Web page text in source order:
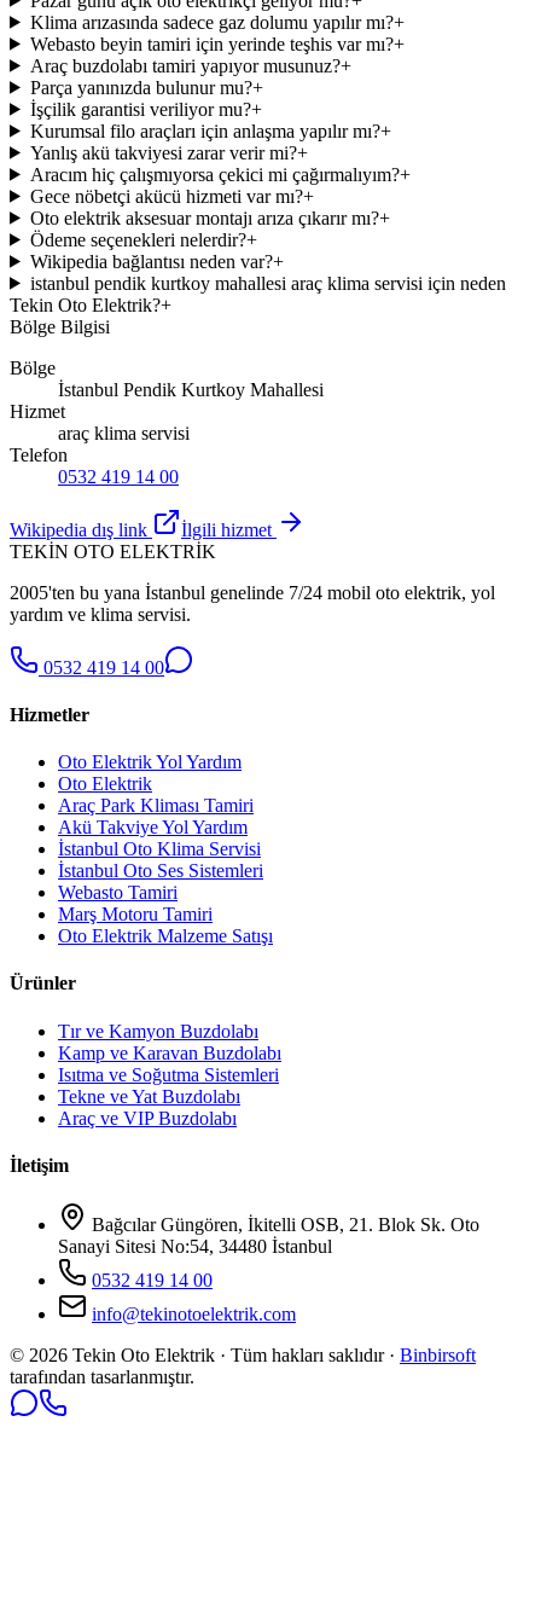
Klima arızasında sadece gaz dolumu yapılır mı?+
Webasto beyin tamiri için yerinde teşhis var mı?+
Araç buzdolabı tamiri yapıyor musunuz?+
Parça yanınızda bulunur mu?+
İşçilik garantisi veriliyor mu?+
Kurumsal filo araçları için anlaşma yapılır mı?+
Yanlış akü takviyesi zarar verir mi?+
Aracım hiç çalışmıyorsa çekici mi çağırmalıyım?+
Gece nöbetçi akücü hizmeti var mı?+
Oto elektrik aksesuar montajı arıza çıkarır mı?+
Ödeme seçenekleri nelerdir?+
Wikipedia bağlantısı neden var?+
istanbul pendik kurtkoy mahallesi araç klima servisi için neden
Tekin Oto Elektrik?+
Bölge Bilgisi
Bölge
İstanbul Pendik Kurtkoy Mahallesi
Hizmet
araç klima servisi
Telefon
0532 419 14 00
Wikipedia dış link
İlgili hizmet
TEKİN OTO ELEKTRİK
2005'ten bu yana İstanbul genelinde 7/24 mobil oto elektrik, yol
yardım ve klima servisi.
0532 419 14 00
Hizmetler
Oto Elektrik Yol Yardım
Oto Elektrik
Araç Park Kliması Tamiri
Akü Takviye Yol Yardım
İstanbul Oto Klima Servisi
İstanbul Oto Ses Sistemleri
Webasto Tamiri
Marş Motoru Tamiri
Oto Elektrik Malzeme Satışı
Ürünler
Tır ve Kamyon Buzdolabı
Kamp ve Karavan Buzdolabı
Isıtma ve Soğutma Sistemleri
Tekne ve Yat Buzdolabı
Araç ve VIP Buzdolabı
İletişim
Bağcılar Güngören, İkitelli OSB, 21. Blok Sk. Oto
Sanayi Sitesi No:54, 34480 İstanbul
0532 419 14 00
info@tekinotoelektrik.com
© 2026 Tekin Oto Elektrik · Tüm hakları saklıdır · Binbirsoft
tarafından tasarlanmıştır.